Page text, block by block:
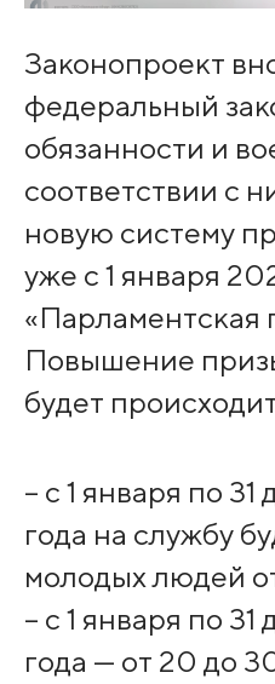
Законопроект
федеральный
обязанности и
соответствии с
новую систему
уже с 1 января
«Парламентская
Повышение
будет
– с 1 января по
года на службу
молодых людей
– с 1 января по
года — от 20 до